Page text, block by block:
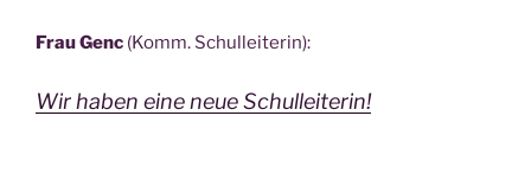
Frau Genc (Komm. Schulleiterin):
Wir haben eine neue Schulleiterin!